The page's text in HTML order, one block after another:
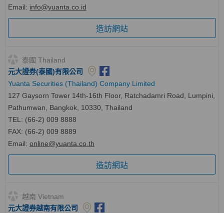
造訪網站
Email: info@yuanta.co.id
造訪網站
泰國 Thailand
元大證券(泰國)有限公司
Yuanta Securities (Thailand) Company Limited
127 Gaysorn Tower 14th-16th Floor, Ratchadamri Road, Lumpini,
Pathumwan, Bangkok, 10330, Thailand
TEL: (66-2) 009 8888
FAX: (66-2) 009 8889
Email: online@yuanta.co.th
越南 Vietnam
元大證券越南有限公司